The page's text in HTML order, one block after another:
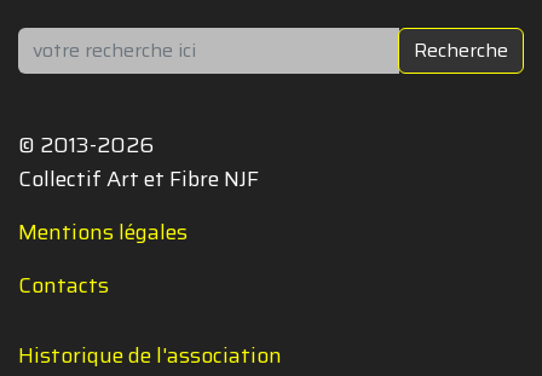
Rechercher Recherche
© 2013-2026
Collectif Art et Fibre NJF
Mentions légales
Contacts
Historique de l'association